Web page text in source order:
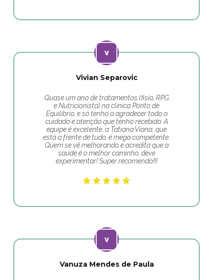
Vivian Separovic
Quase um ano de tratamentos (fisio, RPG
e Nutricionista) na clínica Ponto de
Equilíbrio, e só tenho a agradecer todo o
cuidado e atenção que tenho recebido. A
equipe é excelente, a Tatiana Viana, que
está a frente de tudo, é mega competente.
Quem se vê melhorando e acredita que a
saúde é o melhor caminho, deve
experimentar! Super recomendo!!!
Vanuza Mendes de Paula